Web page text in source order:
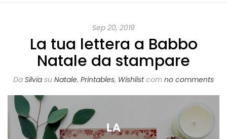
Sep 20, 2019
La tua lettera a Babbo
Natale da stampare
Da Silvia su Natale, Printables, Wishlistcom no comments